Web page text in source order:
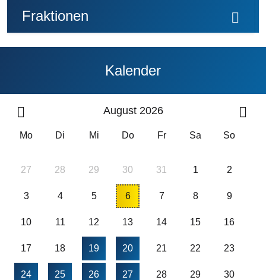
Fraktionen
Kalender
August 2026
Mo Di Mi Do Fr Sa So
27 28 29 30 31 1 2
3 4 5 6 7 8 9
10 11 12 13 14 15 16
17 18 19 20 21 22 23
24 25 26 27 28 29 30